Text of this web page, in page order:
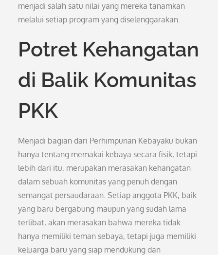
menjadi salah satu nilai yang mereka tanamkan
melalui setiap program yang diselenggarakan.
Potret Kehangatan
di Balik Komunitas
PKK
Menjadi bagian dari Perhimpunan Kebayaku bukan
hanya tentang memakai kebaya secara fisik, tetapi
lebih dari itu, merupakan merasakan kehangatan
dalam sebuah komunitas yang penuh dengan
semangat persaudaraan. Setiap anggota PKK, baik
yang baru bergabung maupun yang sudah lama
terlibat, akan merasakan bahwa mereka tidak
hanya memiliki teman sebaya, tetapi juga memiliki
keluarga baru yang siap mendukung dan